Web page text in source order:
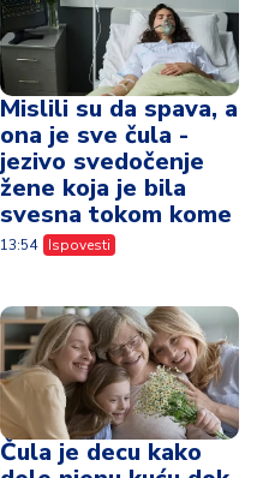
Mislili su da spava, a
ona je sve čula -
jezivo svedočenje
žene koja je bila
svesna tokom kome
13:54 Ispovesti
Čula je decu kako